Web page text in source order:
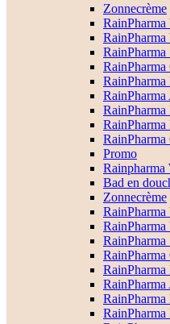
Zonnecrème
RainPharma
RainPharma
RainPharma
RainPharma
RainPharma
RainPharma
RainPharma
RainPharma
Promo
Rainpharma
Bad en
Zonnecrème
RainPharma
RainPharma
RainPharma
RainPharma
RainPharma
RainPharma
RainPharma